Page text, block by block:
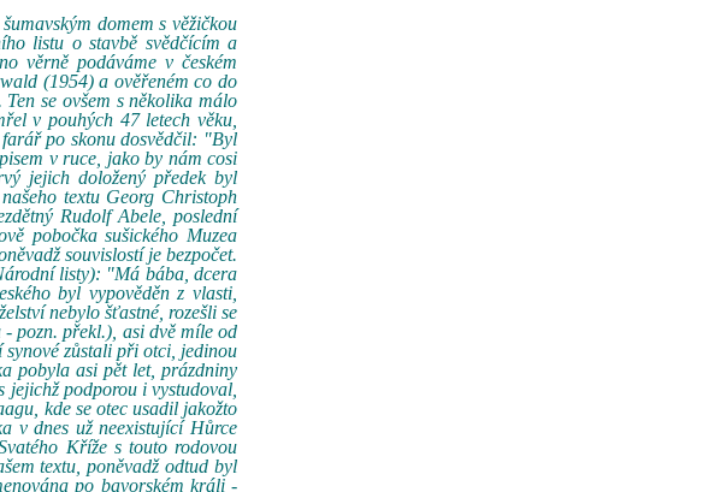
domem s věžičkou
listu o stavbě svědčícím a
věrně podáváme v českém
(1954) a ověřeném co do
se ovšem s několika málo
v pouhých 47 letech věku,
farář po skonu dosvědčil: "Byl
v ruce, jako by nám cosi
jejich doložený předek byl
textu Georg Christoph
Rudolf Abele, poslední
pobočka sušického Muzea
souvislostí je bezpočet.
listy): "Má bába, dcera
byl vypověděn z vlasti,
nebylo šťastné, rozešli se
- pozn. překl.), asi dvě míle od
zůstali při otci, jedinou
pobyla asi pět let, prázdniny
jejichž podporou i vystudoval,
kde se otec usadil jakožto
v dnes už neexistující Hůrce
Kříže s touto rodovou
textu, poněvadž odtud byl
po bavorském králi -